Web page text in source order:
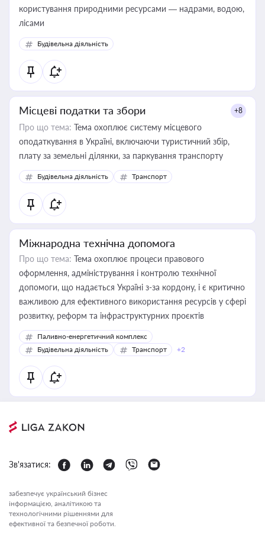
користування природними ресурсами — надрами, водою,
лісами
Будівельна діяльність
Місцеві податки та збори +8
Про що тема: Тема охоплює систему місцевого
оподаткування в Україні, включаючи туристичний збір,
плату за земельні ділянки, за паркування транспорту
Будівельна діяльність Транспорт
Міжнародна технічна допомога
Про що тема: Тема охоплює процеси правового
оформлення, адміністрування і контролю технічної
допомоги, що надається Україні з-за кордону, і є критично
важливою для ефективного використання ресурсів у сфері
розвитку, реформ та інфраструктурних проєктів
Паливно-енергетичний комплекс
Будівельна діяльність
Транспорт +2
Зв'язатися:
забезпечує український бізнес
інформацією, аналітикою та
технологічними рішеннями для
ефективної та безпечної роботи.